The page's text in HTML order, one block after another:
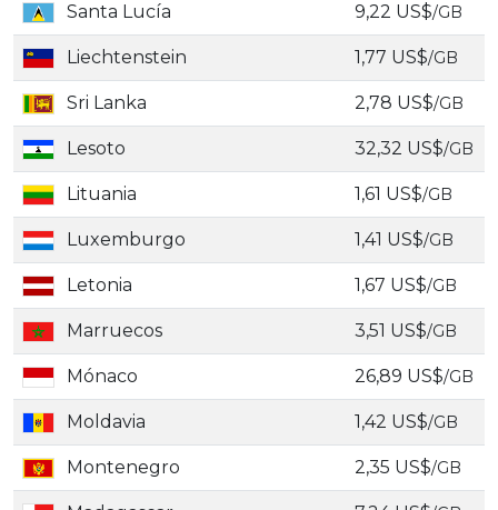
Santa Lucía 9,22 US$/GB
Liechtenstein 1,77 US$/GB
Sri Lanka 2,78 US$/GB
Lesoto 32,32 US$/GB
Lituania 1,61 US$/GB
Luxemburgo 1,41 US$/GB
Letonia 1,67 US$/GB
Marruecos 3,51 US$/GB
Mónaco 26,89 US$/GB
Moldavia 1,42 US$/GB
Montenegro 2,35 US$/GB